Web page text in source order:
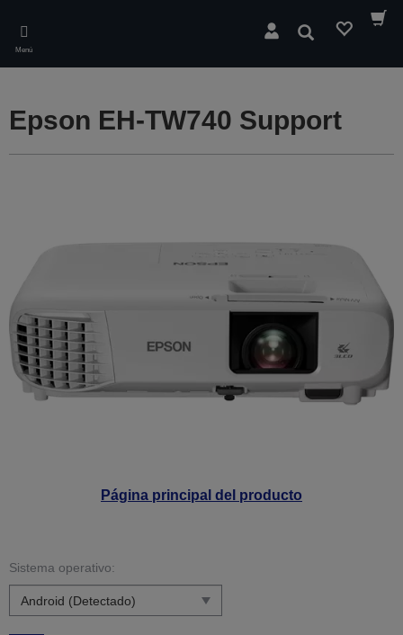
main
content
Menú
Buscar
Página principal del producto
Epson EH-TW740 Support
Sistema operativo: